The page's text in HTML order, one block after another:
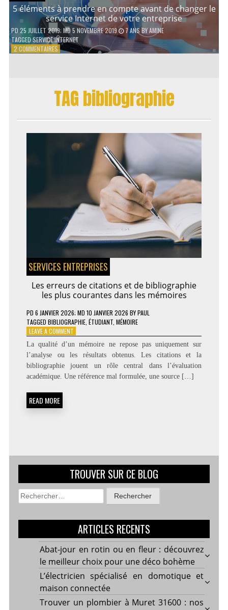
5 éléments à prendre en compte avant de changer le
service Internet de votre entreprise
PD 25 JUILLET 2019; MD 5 NOVEMBRE 2019 7 ANSBYAMINE
TAGGEDSERVICE INTERNET
2 COMMENTAIRESSUR
EN
COMPTE
DE
SERVICE
TAG bibliographie
SERVICES ENTREPRISES
Les erreurs de citations et de bibliographie
les plus courantes dans les mémoires
PD 6 JANVIER 2026; MD 10 JANVIER 2026 BYPAUL
TAGGED BIBLIOGRAPHIE, ÉTUDIANT, MÉMOIRE
LEAVE A COMMENTON
ERREURS
DE
CITATIONS
ET
La qualité d’un mémoire ne repose pas uniquement sur
l’analyse ou les résultats obtenus. Les citations et la
bibliographie jouent un rôle central dans l’évaluation
académique. Une référence mal formulée, une source […]
READ MORE
TROUVER SUR CE BLOG
Rechercher :
ARTICLES RECENTS
Abat-jour en rotin ou en fleur : découvrez
le meilleur choix pour une déco bohème
L’électricien spécialisé en domotique et
maison connectée
Trouver un plombier à Muret 31600 : nos